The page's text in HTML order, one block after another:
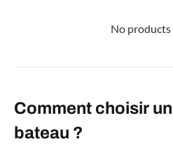
No products
Comment choisir
bateau ?